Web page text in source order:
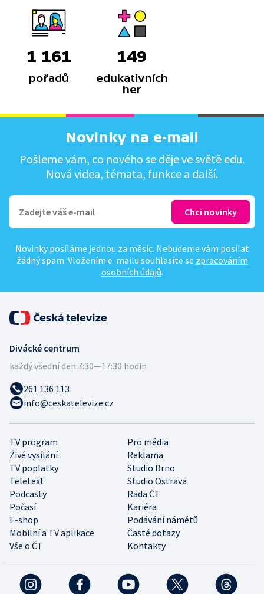
1 161
pořadů
149
edukativních
her
Novinky na e-mail
Pošleme vám, co nového se děje ve světě edu.
Nová videa, témata, funkce a další.
Novinky posíláme jednou za měsíc. Nebudeme vám posílat
žádný spam. Vložením e-mailu souhlasíte se zpracováním
osobních údajů.